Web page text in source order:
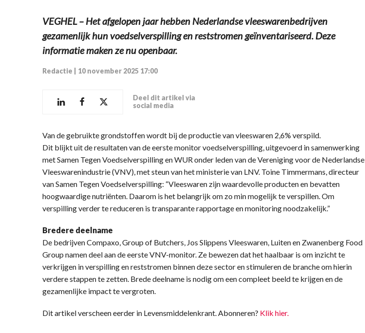
VEGHEL – Het afgelopen jaar hebben Nederlandse vleeswarenbedrijven
gezamenlijk hun voedselverspilling en reststromen geïnventariseerd. Deze
informatie maken ze nu openbaar.
Redactie 10 november 2025 17:00
Deel dit artikel via
social media
Van de gebruikte grondstoffen wordt bij de productie van vleeswaren 2,6% verspild.
Dit blijkt uit de resultaten van de eerste monitor voedselverspilling, uitgevoerd in samenwerking
met Samen Tegen Voedselverspilling en WUR onder leden van de Vereniging voor de Nederlandse
Vleeswarenindustrie (VNV), met steun van het ministerie van LNV. Toine Timmermans, directeur
van Samen Tegen Voedselverspilling: “Vleeswaren zijn waardevolle producten en bevatten
hoogwaardige nutriënten. Daarom is het belangrijk om zo min mogelijk te verspillen. Om
verspilling verder te reduceren is transparante rapportage en monitoring noodzakelijk.”
Bredere deelname
De bedrijven Compaxo, Group of Butchers, Jos Slippens Vleeswaren, Luiten en Zwanenberg Food
Group namen deel aan de eerste VNV-monitor. Ze bewezen dat het haalbaar is om inzicht te
verkrijgen in verspilling en reststromen binnen deze sector en stimuleren de branche om hierin
verdere stappen te zetten. Brede deelname is nodig om een compleet beeld te krijgen en de
gezamenlijke impact te vergroten.
Dit artikel verscheen eerder in Levensmiddelenkrant. Abonneren? Klik hier.